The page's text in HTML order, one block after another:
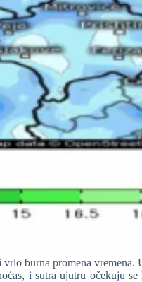
burna promena vremena.
i sutra ujutru očekuju